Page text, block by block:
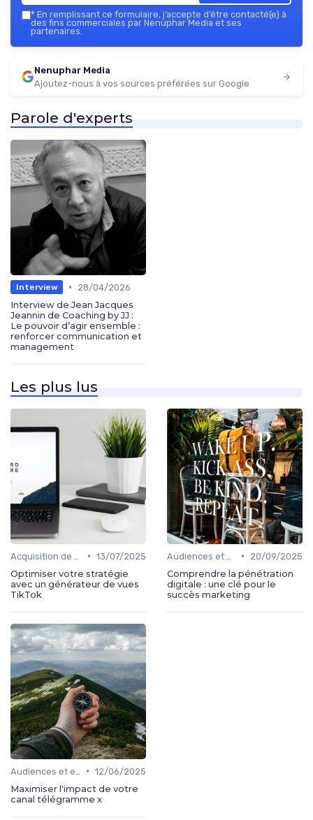
* En remplissant ce formulaire, j’accepte d’être contacté(e) à
des fins commerciales par Nenuphar Media et ses
partenaires.
Nenuphar Media
Ajoutez-nous à vos sources préférées sur Google
Parole d'experts
Interview •
28/04/2026
Interview de Jean Jacques
Jeannin de Coaching by JJ :
Le pouvoir d’agir ensemble :
renforcer communication et
management
Les plus lus
• 13/07/2025
Optimiser votre stratégie
avec un générateur de vues
TikTok
•
20/09/2025
Comprendre la pénétration
digitale : une clé pour le
succès marketing
• 12/06/2025
Maximiser l'impact de votre
canal télégramme x